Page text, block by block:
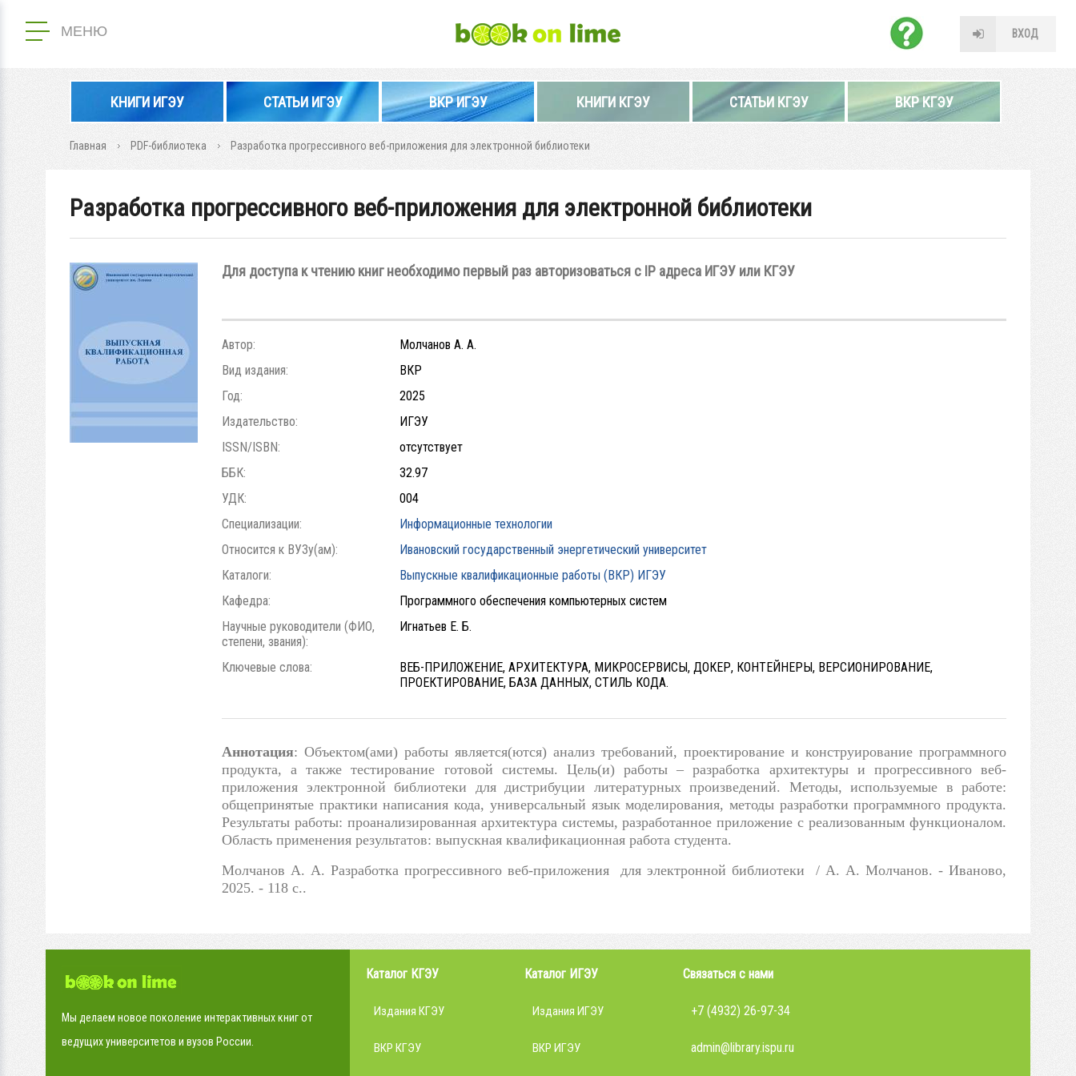
МЕНЮ ВХОД
КНИГИ ИГЭУ СТАТЬИ ИГЭУ ВКР ИГЭУ КНИГИ КГЭУ СТАТЬИ КГЭУ ВКР КГЭУ
Главная PDF-библиотека Разработка прогрессивного веб-приложения для электронной библиотеки
Разработка прогрессивного веб-приложения для электронной библиотеки
Для доступа к чтению книг необходимо первый раз авторизоваться с IP адреса ИГЭУ или КГЭУ
Автор:
Молчанов А. А.
Вид издания:
ВКР
Год:
2025
Издательство:
ИГЭУ
ISSN/ISBN:
отсутствует
ББК:
32.97
УДК:
004
Специализации:
Информационные технологии
Относится к ВУЗу(ам):
Ивановский государственный энергетический университет
Каталоги:
Выпускные квалификационные работы (ВКР) ИГЭУ
Кафедра:
Программного обеспечения компьютерных систем
Научные руководители (ФИО,
степени, звания):
Игнатьев Е. Б.
Ключевые слова:
ВЕБ-ПРИЛОЖЕНИЕ, АРХИТЕКТУРА, МИКРОСЕРВИСЫ, ДОКЕР, КОНТЕЙНЕРЫ, ВЕРСИОНИРОВАНИЕ,
ПРОЕКТИРОВАНИЕ, БАЗА ДАННЫХ, СТИЛЬ КОДА.
Аннотация: Объектом(ами) работы является(ются) анализ требований, проектирование и конструирование программного
продукта, а также тестирование готовой системы. Цель(и) работы – разработка архитектуры и прогрессивного веб-
приложения электронной библиотеки для дистрибуции литературных произведений. Методы, используемые в работе:
общепринятые практики написания кода, универсальный язык моделирования, методы разработки программного продукта.
Результаты работы: проанализированная архитектура системы, разработанное приложение с реализованным функционалом.
Область применения результатов: выпускная квалификационная работа студента.
Молчанов А. А. Разработка прогрессивного веб-приложения для электронной библиотеки / А. А. Молчанов. - Иваново,
2025. - 118 с..
Мы делаем новое поколение интерактивных книг от
ведущих университетов и вузов России.
Каталог КГЭУ
Издания КГЭУ
ВКР КГЭУ
Каталог ИГЭУ
Издания ИГЭУ
ВКР ИГЭУ
Связаться с нами
+7 (4932) 26-97-34
admin@library.ispu.ru